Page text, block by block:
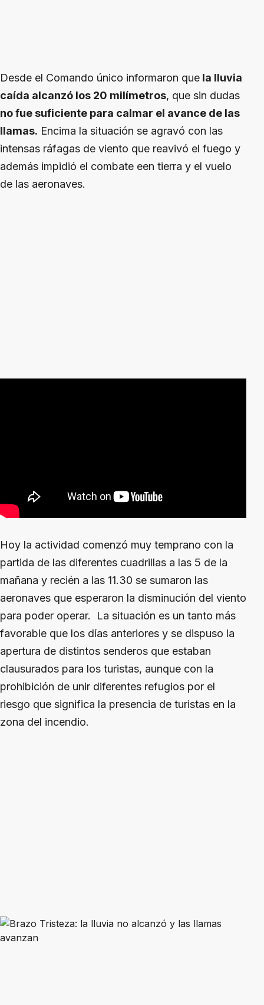
Desde el Comando único informaron que la lluvia
caída alcanzó los 20 milímetros, que sin dudas
no fue suficiente para calmar el avance de las
llamas. Encima la situación se agravó con las
intensas ráfagas de viento que reavivó el fuego y
además impidió el combate een tierra y el vuelo
de las aeronaves.
Hoy la actividad comenzó muy temprano con la
partida de las diferentes cuadrillas a las 5 de la
mañana y recién a las 11.30 se sumaron las
aeronaves que esperaron la disminución del viento
para poder operar. La situación es un tanto más
favorable que los días anteriores y se dispuso la
apertura de distintos senderos que estaban
clausurados para los turistas, aunque con la
prohibición de unir diferentes refugios por el
riesgo que significa la presencia de turistas en la
zona del incendio.